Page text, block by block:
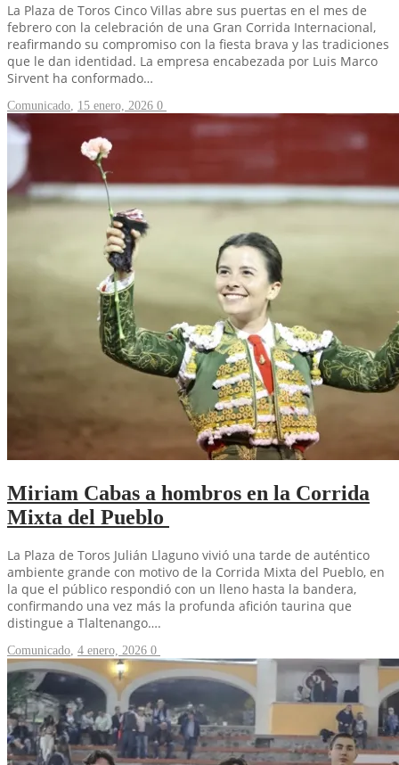
La Plaza de Toros Cinco Villas abre sus puertas en el mes de
febrero con la celebración de una Gran Corrida Internacional,
reafirmando su compromiso con la fiesta brava y las tradiciones
que le dan identidad. La empresa encabezada por Luis Marco
Sirvent ha conformado…
Comunicado 15 enero, 2026 0
Miriam Cabas a hombros en la Corrida
Mixta del Pueblo
La Plaza de Toros Julián Llaguno vivió una tarde de auténtico
ambiente grande con motivo de la Corrida Mixta del Pueblo, en
la que el público respondió con un lleno hasta la bandera,
confirmando una vez más la profunda afición taurina que
distingue a Tlaltenango….
Comunicado, 4 enero, 2026 0